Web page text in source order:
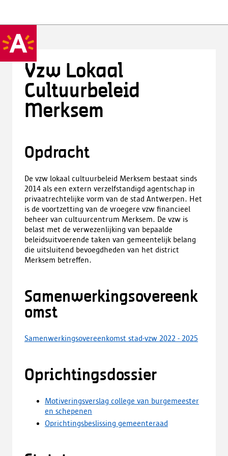
Vzw Lokaal
Cultuurbeleid
Merksem
Opdracht
De vzw lokaal cultuurbeleid Merksem bestaat sinds
2014 als een extern verzelfstandigd agentschap in
privaatrechtelijke vorm van de stad Antwerpen. Het
is de voortzetting van de vroegere vzw financieel
beheer van cultuurcentrum Merksem. De vzw is
belast met de verwezenlijking van bepaalde
beleidsuitvoerende taken van gemeentelijk belang
die uitsluitend bevoegdheden van het district
Merksem betreffen.
Samenwerkingsovereenk
omst
Samenwerkingsovereenkomst stad-vzw 2022 - 2025
Oprichtingsdossier
Motiveringsverslag college van burgemeester
en schepenen
Oprichtingsbeslissing gemeenteraad